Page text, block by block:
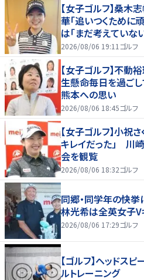
【女子ゴルフ】桑木
華「追いつくため
は「まだ考えていな
2026/08/06 19:11 ゴルフ
【女子ゴルフ】不動
生懸命毎日を過ご
熊本への思い
2026/08/06 18:45ゴルフ
【女子ゴルフ】小祝
キレイだった」 川
会を観覧
2026/08/06 18:32ゴルフ
同郷・同学年の快挙
林光希は全英女子V
2026/08/06 17:29ゴルフ
【ゴルフ】ヘッドス
ルトレーニング